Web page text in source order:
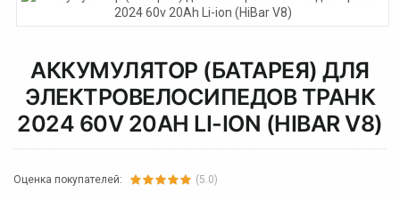
АККУМУЛЯТОР (БАТАРЕЯ) ДЛЯ
ЭЛЕКТРОВЕЛОСИПЕДОВ ТРАНК
2024 60V 20AH LI-ION (HIBAR V8)
Оценка покупателей: (5.0)